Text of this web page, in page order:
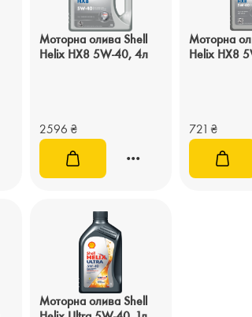
Моторна олива Shell
Helix HX8 5W-40, 4л
2596 ₴
Моторна
Helix HX8
721 ₴
Моторна олива Shell